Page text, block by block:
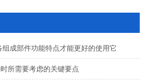
组成部件功能特点才能更好的使用它
所需要考虑的关键要点